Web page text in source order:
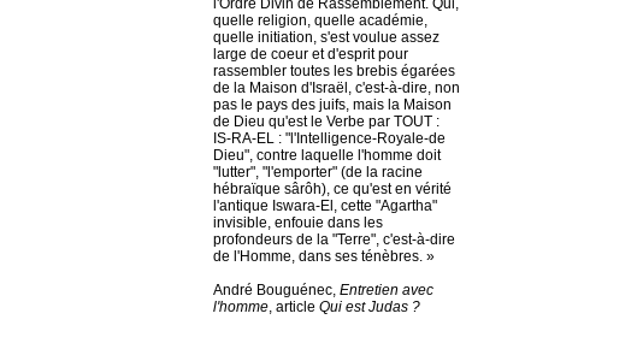
l'Ordre Divin de Rassemblement. Qui,
quelle religion, quelle académie,
quelle initiation, s'est voulue assez
large de coeur et d'esprit pour
rassembler toutes les brebis égarées
de la Maison d'Israël, c'est-à-dire, non
pas le pays des juifs, mais la Maison
de Dieu qu'est le Verbe par TOUT :
IS-RA-EL : "l'Intelligence-Royale-de
Dieu", contre laquelle l'homme doit
"lutter", "l'emporter" (de la racine
hébraïque sârôh), ce qu'est en vérité
l'antique Iswara-El, cette "Agartha"
invisible, enfouie dans les
profondeurs de la "Terre", c'est-à-dire
de l'Homme, dans ses ténèbres. »
André Bouguénec, Entretien avec
l'homme, article Qui est Judas ?